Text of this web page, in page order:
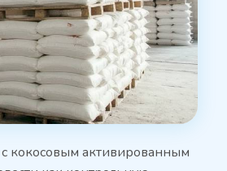
кокосовым активированным